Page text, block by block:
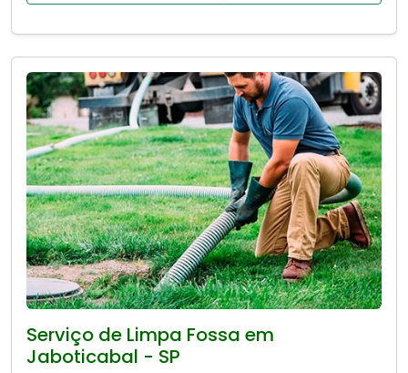
Serviço de Limpa Fossa em
Jaboticabal - SP